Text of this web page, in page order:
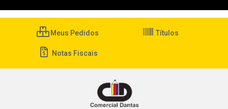
Meus Pedidos Títulos
Notas Fiscais